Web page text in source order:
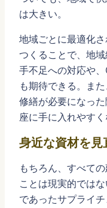
は大きい。
地域ごとに最適化
つくることで、地
手不足への対応や
も期待できる。ま
修繕が必要になっ
座に手に入れやすく
身近な資材を見
もちろん、すべて
ことは現実的では
であったサプライ